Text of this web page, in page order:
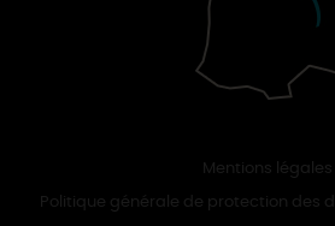
Mentions légales
Politique générale de protection des